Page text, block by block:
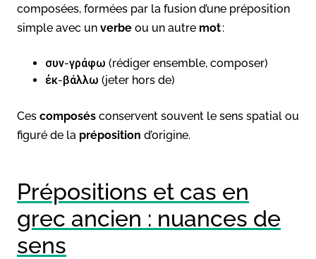
composées, formées par la fusion d’une préposition
simple avec un verbe ou un autre mot:
συν-γράφω (rédiger ensemble, composer)
ἐκ-βάλλω (jeter hors de)
Ces composés conservent souvent le sens spatial ou
figuré de la préposition d’origine.
Prépositions et cas en
grec ancien : nuances de
sens